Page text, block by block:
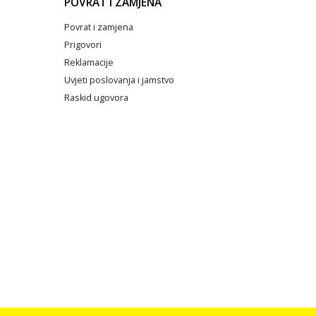
Povrat i zamjena
Prigovori
Reklamacije
Uvjeti poslovanja i jamstvo
Raskid ugovora